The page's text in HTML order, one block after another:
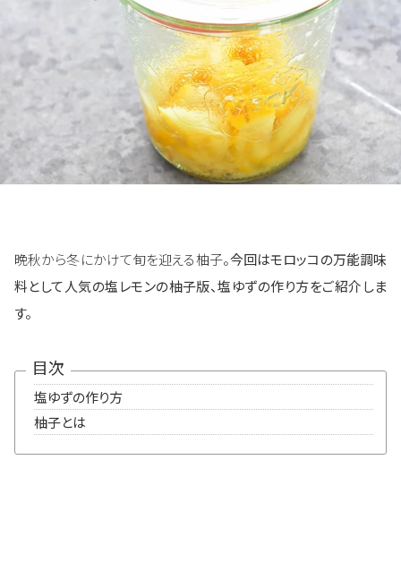
晩秋から冬にかけて旬を迎える柚子。今回はモロッコの万能調味
料として人気の塩レモンの柚子版、塩ゆずの作り方をご紹介しま
す。
目次
塩ゆずの作り方
柚子とは